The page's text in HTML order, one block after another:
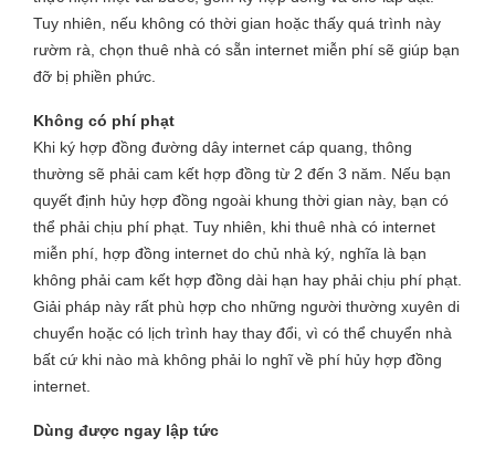
Tuy nhiên, nếu không có thời gian hoặc thấy quá trình này
rườm rà, chọn thuê nhà có sẵn internet miễn phí sẽ giúp bạn
đỡ bị phiền phức.
Không có phí phạt
Khi ký hợp đồng đường dây internet cáp quang, thông
thường sẽ phải cam kết hợp đồng từ 2 đến 3 năm. Nếu bạn
quyết định hủy hợp đồng ngoài khung thời gian này, bạn có
thể phải chịu phí phạt. Tuy nhiên, khi thuê nhà có internet
miễn phí, hợp đồng internet do chủ nhà ký, nghĩa là bạn
không phải cam kết hợp đồng dài hạn hay phải chịu phí phạt.
Giải pháp này rất phù hợp cho những người thường xuyên di
chuyển hoặc có lịch trình hay thay đổi, vì có thể chuyển nhà
bất cứ khi nào mà không phải lo nghĩ về phí hủy hợp đồng
internet.
Dùng được ngay lập tức